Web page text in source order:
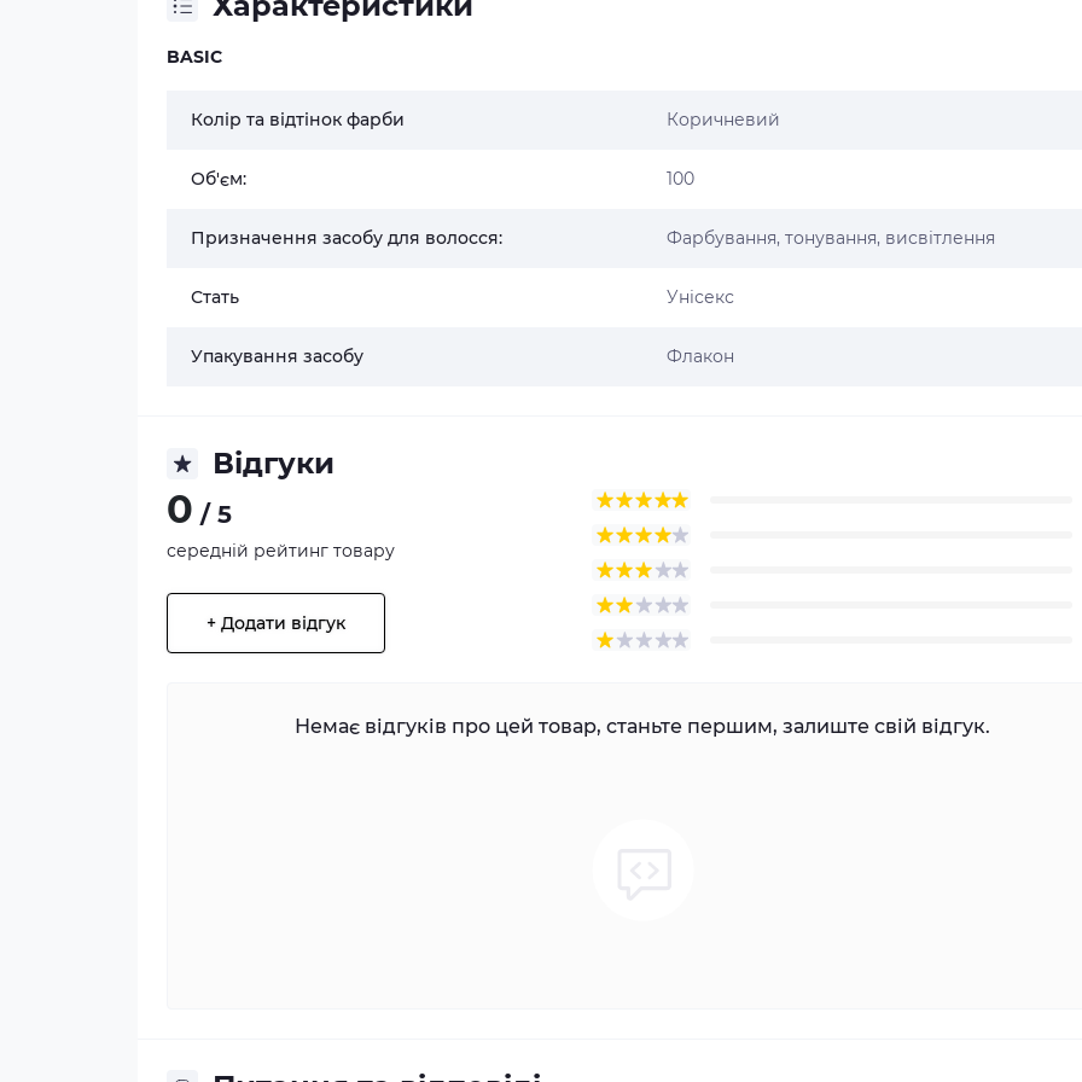
BASIC
Колір та відтінок фарби Коричневий
Об'єм: 100
Призначення засобу для волосся: Фарбування, тонування, висвітлення
Стать Унісекс
Упакування засобу Флакон
Відгуки
0 / 5
середній рейтинг товару
+ Додати відгук
Немає відгуків про цей товар, станьте першим, залиште свій відгук.